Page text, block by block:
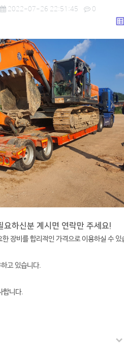
2022-07-26 22:51:45 0
요하신분 계시면 연락만 주세요!
장비를 합리적인 가격으로 이용하실 수 있
고 있습니다.
합니다.